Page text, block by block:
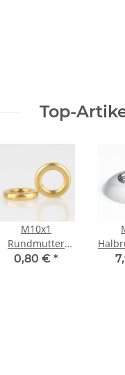
Top-
M10x1
Rundmutter
15x3mm
0,80 € *